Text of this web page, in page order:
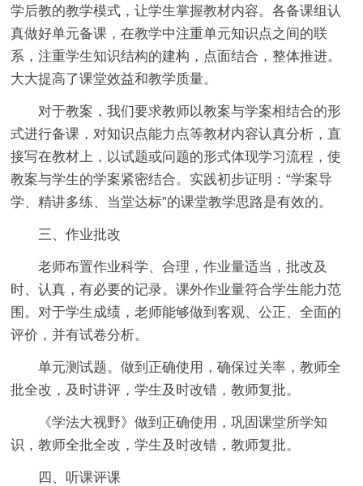
学后教的教学模式，让学生掌握教材内容。各备课组认
真做好单元备课，在教学中注重单元知识点之间的联
系，注重学生知识结构的建构，点面结合，整体推进。
大大提高了课堂效益和教学质量。
对于教案，我们要求教师以教案与学案相结合的形
式进行备课，对知识点能力点等教材内容认真分析，直
接写在教材上，以试题或问题的形式体现学习流程，使
教案与学生的学案紧密结合。实践初步证明：“学案导
学、精讲多练、当堂达标”的课堂教学思路是有效的。
三、作业批改
老师布置作业科学、合理，作业量适当，批改及
时、认真，有必要的记录。课外作业量符合学生能力范
围。对于学生成绩，老师能够做到客观、公正、全面的
评价，并有试卷分析。
单元测试题。做到正确使用，确保过关率，教师全
批全改，及时讲评，学生及时改错，教师复批。
《学法大视野》做到正确使用，巩固课堂所学知
识，教师全批全改，学生及时改错，教师复批。
四、听课评课